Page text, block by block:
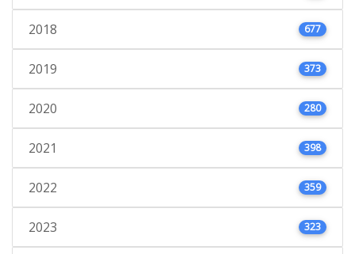
2018 677
2019 373
2020 280
2021 398
2022 359
2023 323